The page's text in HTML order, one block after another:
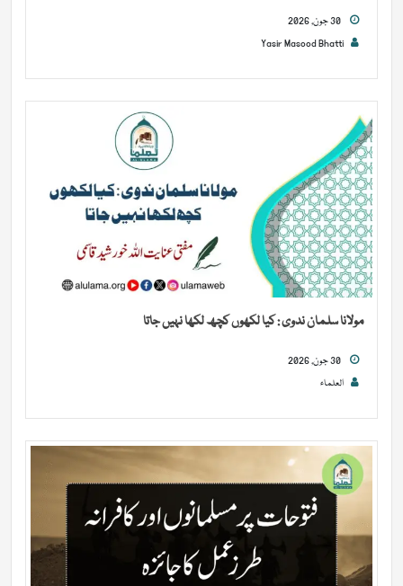
Yasir Masood Bhatti
مولانا سلمان ندوی : کیا لکھوں کچھ لکھا نہیں جاتا
العلماء